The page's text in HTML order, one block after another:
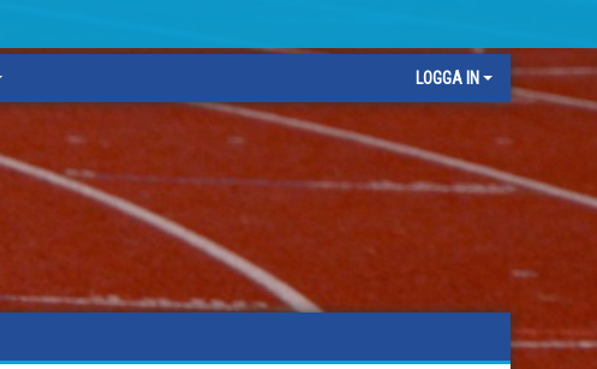
LOGGA IN